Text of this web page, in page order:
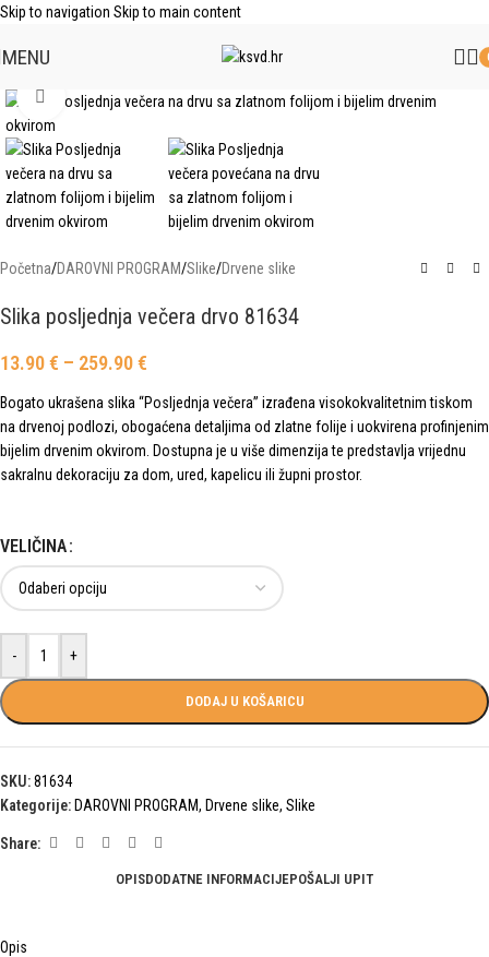
Skip to navigation Skip to main content
MENU
Click to enlarge
Početna/DAROVNI PROGRAM/Slike/Drvene slike
Slika posljednja večera drvo 81634
13.90€ – 259.90€
Bogato ukrašena slika “Posljednja večera” izrađena visokokvalitetnim tiskom
na drvenoj podlozi, obogaćena detaljima od zlatne folije i uokvirena profinjenim
bijelim drvenim okvirom. Dostupna je u više dimenzija te predstavlja vrijednu
sakralnu dekoraciju za dom, ured, kapelicu ili župni prostor.
VELIČINA
- +
DODAJ U KOŠARICU
SKU:81634
Kategorije: DAROVNI PROGRAM, Drvene slike, Slike
Share:
OPISDODATNE INFORMACIJEPOŠALJI UPIT
Opis